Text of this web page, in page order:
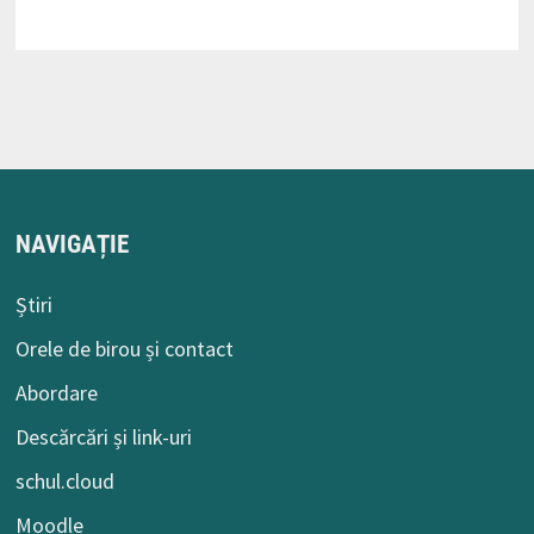
NAVIGAȚIE
Știri
Orele de birou și contact
Abordare
Descărcări și link-uri
schul.cloud
Moodle